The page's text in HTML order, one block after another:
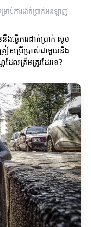
ាប់ការដាក់ប្រាក់អនឡាញ
ធ្វើការដាក់ប្រាក់ សូម
រៀមប្រើប្រាស់ជាមួយនឹង
ដែលត្រឹមត្រូវដែរទេ?